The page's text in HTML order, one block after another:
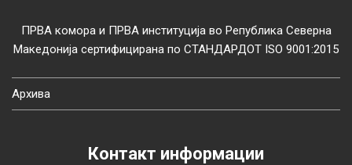
ПРВА комора и ПРВА институција во Република Северна
Македонија сертифицирана по СТАНДАРДОТ ISO 9001:2015
Архива
Контакт информации